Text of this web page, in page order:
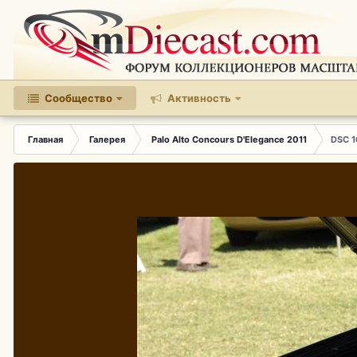
Сообщество Активность
Главная Галерея Palo Alto Concours D'Elegance 2011 DSC